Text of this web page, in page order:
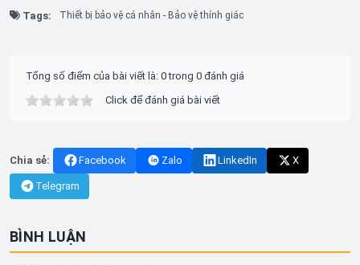
Tags: Thiết bị bảo vệ cá nhân - Bảo vệ thính giác
Tổng số điểm của bài viết là: 0 trong 0 đánh giá
Click để đánh giá bài viết
Chia sẻ: Facebook Zalo LinkedIn X
Telegram
BÌNH LUẬN